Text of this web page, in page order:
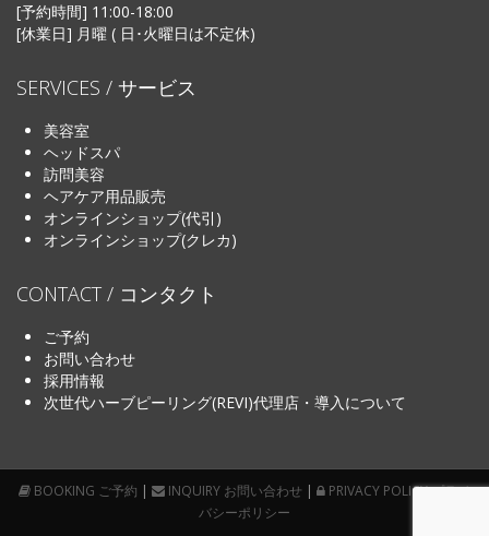
[予約時間] 11:00-18:00
[休業日] 月曜 ( 日･火曜日は不定休)
SERVICES / サービス
美容室
ヘッドスパ
訪問美容
ヘアケア用品販売
オンラインショップ(代引)
オンラインショップ(クレカ)
CONTACT / コンタクト
ご予約
お問い合わせ
採用情報
次世代ハーブピーリング(REVI)代理店・導入について
BOOKING ご予約 | INQUIRY お問い合わせ |
PRIVACY POLICY プライ
バシーポリシー